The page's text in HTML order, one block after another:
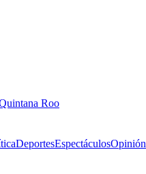
Roo
DeportesEspectáculosOpinión